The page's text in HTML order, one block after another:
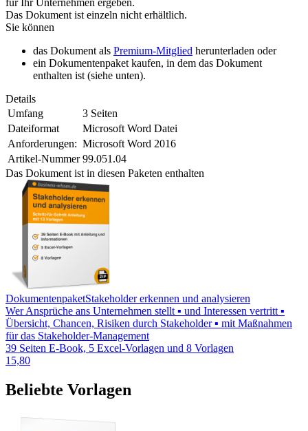
für Ihr Unternehmen ergeben.
Das Dokument ist einzeln nicht erhältlich.
Sie können
das Dokument als Premium-Mitglied herunterladen oder
ein Dokumentenpaket kaufen, in dem das Dokument
enthalten ist (siehe unten).
Details
Umfang
3 Seiten
Dateiformat
Microsoft Word Datei
Anforderungen: Microsoft Word 2016
Artikel-Nummer 99.051.04
Das Dokument ist in diesen Paketen enthalten
DokumentenpaketStakeholder erkennen und analysieren
Wer Ansprüche ans Unternehmen stellt ▪ und Interessen vertritt ▪
Übersicht, Chancen, Risiken durch Stakeholder ▪ mit Maßnahmen
für das Stakeholder-Management
39 Seiten E-Book, 5 Excel-Vorlagen und 8 Vorlagen
15,80
Beliebte Vorlagen